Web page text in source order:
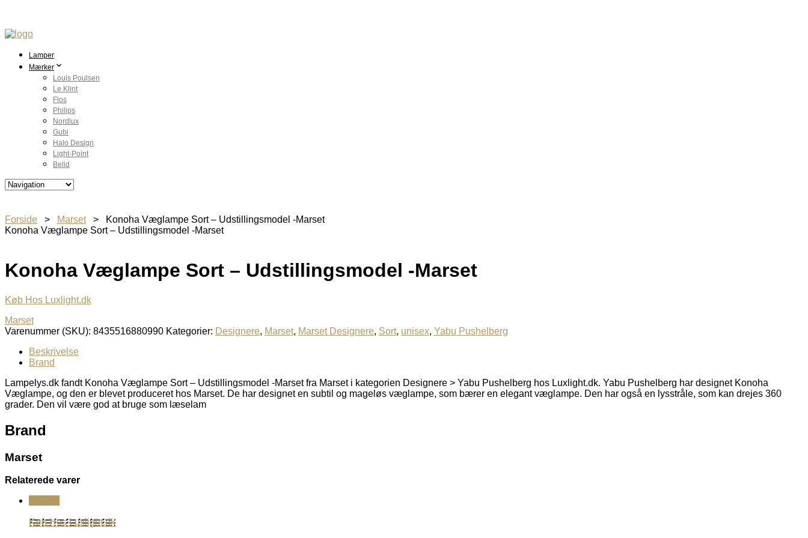
Lamper
Mærker
Louis Poulsen
Le Klint
Flos
Philips
Nordlux
Gubi
Halo Design
Light-Point
Belid
Forside > Marset> Konoha Væglampe Sort – Udstillingsmodel -Marset
Konoha Væglampe Sort – Udstillingsmodel -Marset
Konoha Væglampe Sort – Udstillingsmodel -Marset
Køb Hos Luxlight.dk
Marset
Varenummer (SKU): 8435516880990 Kategorier: Designere, Marset, Marset Designere, Sort, unisex, Yabu Pushelberg
Beskrivelse
Brand
Lampelys.dk fandt Konoha Væglampe Sort – Udstillingsmodel -Marset fra Marset i kategorien Designere > Yabu Pushelberg hos Luxlight.dk. Yabu Pushelberg har designet Konoha
Væglampe, og den er blevet produceret hos Marset. De har designet en subtil og mageløs væglampe, som bærer en elegant væglampe. Den har også en lysstråle, som kan drejes 360
grader. Den vil være god at bruge som læselam
Brand
Marset
Relaterede varer
Køb Hos Luxlight.dk